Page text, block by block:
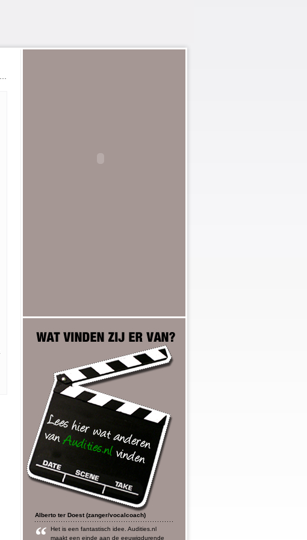
Alberto ter Doest (zanger/vocalcoach)
Het is een fantastisch idee. Audities.nl
maakt een einde aan de eeuwigdurende